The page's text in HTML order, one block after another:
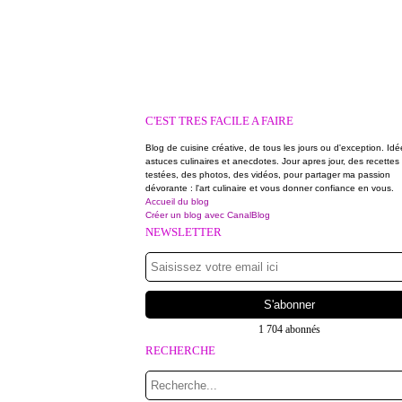
C'EST TRES FACILE A FAIRE
Blog de cuisine créative, de tous les jours ou d'exception.
astuces culinaires et anecdotes. Jour apres jour, des recettes
testées, des photos, des vidéos, pour partager ma passion
dévorante : l'art culinaire et vous donner confiance en vous.
Accueil du blog
Créer un blog avec CanalBlog
NEWSLETTER
1 704 abonnés
RECHERCHE